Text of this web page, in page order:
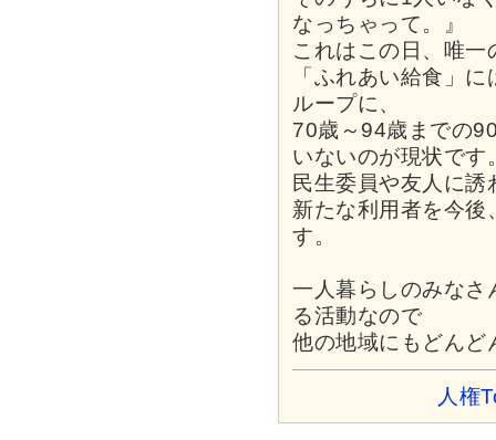
なっちゃって。』
これはこの日、唯
「ふれあい給食」
ループに、
70歳～94歳までの
いないのが現状です
民生委員や友人に
新たな利用者を今後
す。
一人暮らしのみなさ
る活動なので
他の地域にもどんど
人権